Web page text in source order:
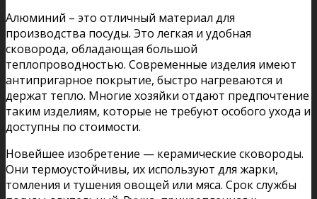
Алюминий – это отличный материал для
производства посуды. Это легкая и удобная
сковорода, обладающая большой
теплопроводностью. Современные изделия имеют
антипригарное покрытие, быстро нагреваются и
держат тепло. Многие хозяйки отдают предпочтение
таким изделиям, которые не требуют особого ухода и
доступны по стоимости.
Новейшее изобретение — керамические сковороды.
Они термоустойчивы, их используют для жарки,
томления и тушения овощей или мяса. Срок службы